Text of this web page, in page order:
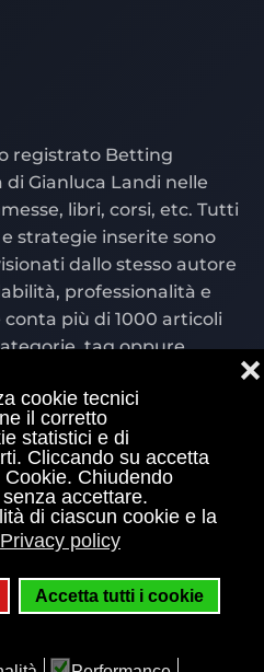
cookie tecnici
il corretto
statistici e di
Cliccando su accetta
Chiudendo
accettare.
di ciascun cookie e la
Privacy policy
Accetta tutti i cookie
❌
registrato Betting
Gianluca Landi nelle
libri, corsi, etc. Tutti
strategie inserite sono
dallo stesso autore
professionalità e
più di 1000 articoli
tag oppure
Bettingexchange.net è
con marchio
Gianluca Landi Piva
E' vietata qualsiasi
è vietato ai minori di 18
patologica.
di vincita e sul